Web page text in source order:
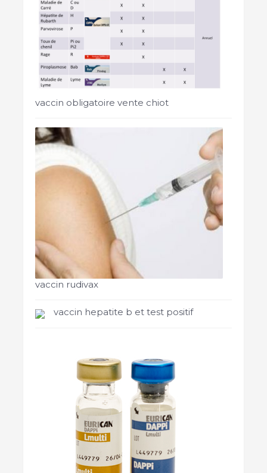
vaccin obligatoire vente chiot
vaccin rudivax
vaccin hepatite b et test positif